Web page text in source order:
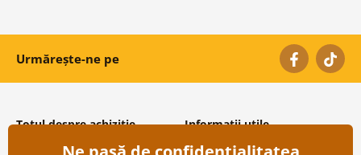
Urmărește-ne pe
Totul despre achiziție
Condiții și termeni generali
Informații utile
Despre noi